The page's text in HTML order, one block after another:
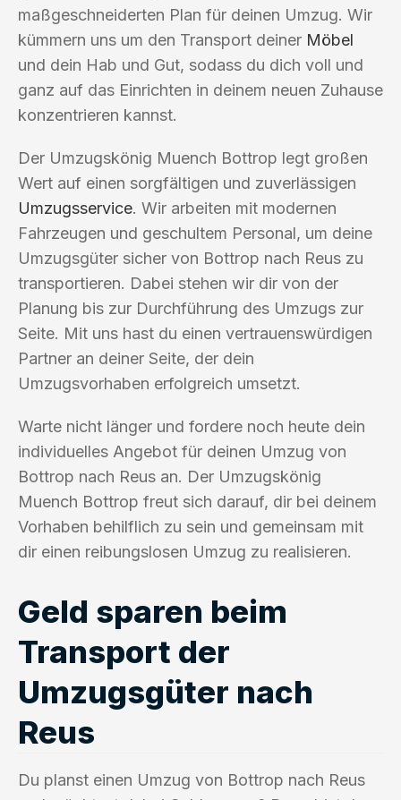
maßgeschneiderten Plan für deinen Umzug. Wir
kümmern uns um den Transport deiner Möbel
und dein Hab und Gut, sodass du dich voll und
ganz auf das Einrichten in deinem neuen Zuhause
konzentrieren kannst.
Der Umzugskönig Muench Bottrop legt großen
Wert auf einen sorgfältigen und zuverlässigen
Umzugsservice. Wir arbeiten mit modernen
Fahrzeugen und geschultem Personal, um deine
Umzugsgüter sicher von Bottrop nach Reus zu
transportieren. Dabei stehen wir dir von der
Planung bis zur Durchführung des Umzugs zur
Seite. Mit uns hast du einen vertrauenswürdigen
Partner an deiner Seite, der dein
Umzugsvorhaben erfolgreich umsetzt.
Warte nicht länger und fordere noch heute dein
individuelles Angebot für deinen Umzug von
Bottrop nach Reus an. Der Umzugskönig
Muench Bottrop freut sich darauf, dir bei deinem
Vorhaben behilflich zu sein und gemeinsam mit
dir einen reibungslosen Umzug zu realisieren.
Geld sparen beim
Transport der
Umzugsgüter nach
Reus
Du planst einen Umzug von Bottrop nach Reus